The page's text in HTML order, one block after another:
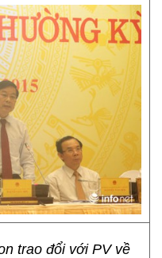
trao đổi với PV về